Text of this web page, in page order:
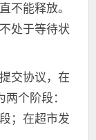
不能释放。
处于等待状
交协议，在
个阶段：
；在超市发